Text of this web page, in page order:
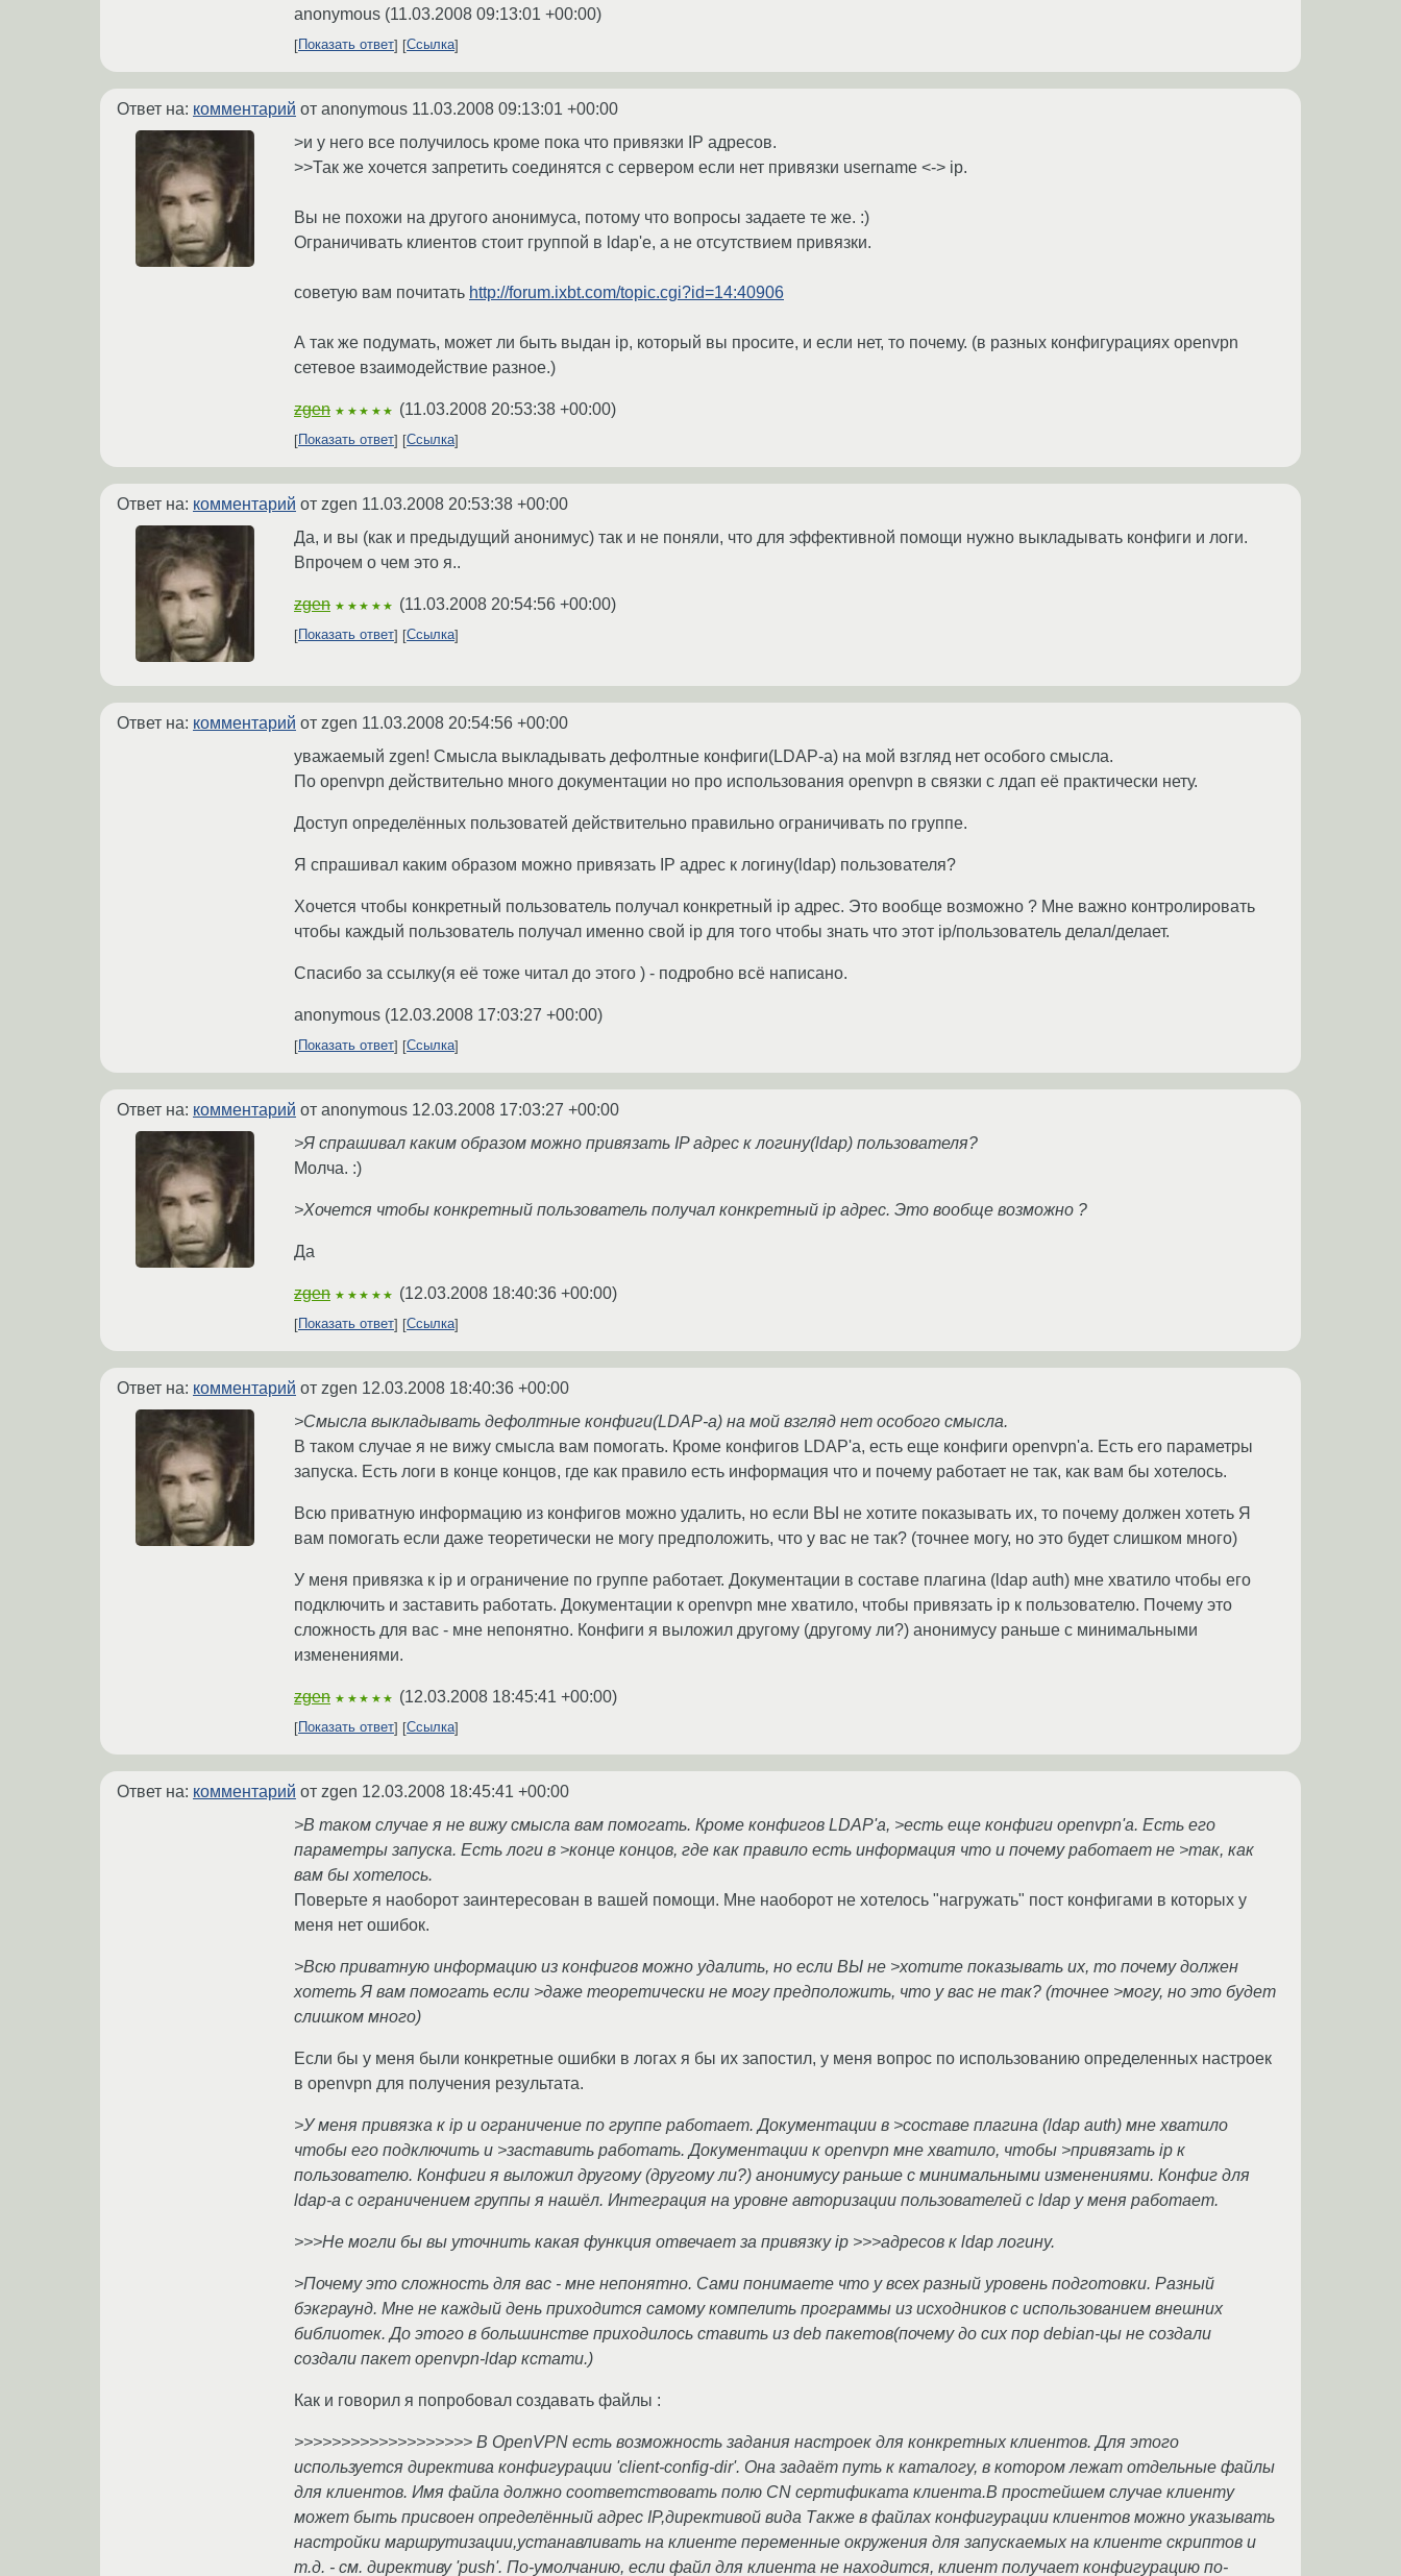
anonymous (11.03.2008 09:13:01 +00:00)
Показать ответ Ссылка
Ответ на: комментарий от anonymous 11.03.2008 09:13:01 +00:00
>и у него все получилось кроме пока что привязки IP адресов.
>>Так же хочется запретить соединятся с сервером если нет привязки username <-> ip.
Вы не похожи на другого анонимуса, потому что вопросы задаете те же. :)
Ограничивать клиентов стоит группой в ldap'е, а не отсутствием привязки.
советую вам почитать http://forum.ixbt.com/topic.cgi?id=14:40906
А так же подумать, может ли быть выдан ip, который вы просите, и если нет, то почему. (в разных конфигурациях openvpn
сетевое взаимодействие разное.)
zgen ★★★★★ (11.03.2008 20:53:38 +00:00)
Показать ответ Ссылка
Ответ на: комментарий от zgen 11.03.2008 20:53:38 +00:00
Да, и вы (как и предыдущий анонимус) так и не поняли, что для эффективной помощи нужно выкладывать конфиги и логи.
Впрочем о чем это я..
zgen ★★★★★ (11.03.2008 20:54:56 +00:00)
Показать ответ Ссылка
Ответ на: комментарий от zgen 11.03.2008 20:54:56 +00:00
уважаемый zgen! Смысла выкладывать дефолтные конфиги(LDAP-а) на мой взгляд нет особого смысла.
По openvpn действительно много документации но про использования openvpn в связки с лдап её практически нету.
Доступ определённых пользоватей действительно правильно ограничивать по группе.
Я спрашивал каким образом можно привязать IP адрес к логину(ldap) пользователя?
Хочется чтобы конкретный пользователь получал конкретный ip адрес. Это вообще возможно ? Мне важно контролировать
чтобы каждый пользователь получал именно свой ip для того чтобы знать что этот ip/пользователь делал/делает.
Спасибо за ссылку(я её тоже читал до этого ) - подробно всё написано.
anonymous (12.03.2008 17:03:27 +00:00)
Показать ответ Ссылка
Ответ на: комментарий от anonymous 12.03.2008 17:03:27 +00:00
>Я спрашивал каким образом можно привязать IP адрес к логину(ldap) пользователя?
Молча. :)
>Хочется чтобы конкретный пользователь получал конкретный ip адрес. Это вообще возможно ?
Да
zgen ★★★★★ (12.03.2008 18:40:36 +00:00)
Показать ответ Ссылка
Ответ на: комментарий от zgen 12.03.2008 18:40:36 +00:00
>Смысла выкладывать дефолтные конфиги(LDAP-а) на мой взгляд нет особого смысла.
В таком случае я не вижу смысла вам помогать. Кроме конфигов LDAP'а, есть еще конфиги openvpn'а. Есть его параметры
запуска. Есть логи в конце концов, где как правило есть информация что и почему работает не так, как вам бы хотелось.
Всю приватную информацию из конфигов можно удалить, но если ВЫ не хотите показывать их, то почему должен хотеть Я
вам помогать если даже теоретически не могу предположить, что у вас не так? (точнее могу, но это будет слишком много)
У меня привязка к ip и ограничение по группе работает. Документации в составе плагина (ldap auth) мне хватило чтобы его
подключить и заставить работать. Документации к openvpn мне хватило, чтобы привязать ip к пользователю. Почему это
сложность для вас - мне непонятно. Конфиги я выложил другому (другому ли?) анонимусу раньше с минимальными
изменениями.
zgen ★★★★★ (12.03.2008 18:45:41 +00:00)
Показать ответ Ссылка
Ответ на: комментарий от zgen 12.03.2008 18:45:41 +00:00
>В таком случае я не вижу смысла вам помогать. Кроме конфигов LDAP'а, >есть еще конфиги openvpn'а. Есть его
параметры запуска. Есть логи в >конце концов, где как правило есть информация что и почему работает не >так, как
вам бы хотелось.
Поверьте я наоборот заинтересован в вашей помощи. Мне наоборот не хотелось "нагружать" пост конфигами в которых у
меня нет ошибок.
>Всю приватную информацию из конфигов можно удалить, но если ВЫ не >хотите показывать их, то почему должен
хотеть Я вам помогать если >даже теоретически не могу предположить, что у вас не так? (точнее >могу, но это будет
слишком много)
Если бы у меня были конкретные ошибки в логах я бы их запостил, у меня вопрос по использованию определенных настроек
в openvpn для получения результата.
>У меня привязка к ip и ограничение по группе работает. Документации в >составе плагина (ldap auth) мне хватило
чтобы его подключить и >заставить работать. Документации к openvpn мне хватило, чтобы >привязать ip к
пользователю. Конфиги я выложил другому (другому ли?) анонимусу раньше с минимальными изменениями. Конфиг для
ldap-a с ограничением группы я нашёл. Интеграция на уровне авторизации пользователей с ldap у меня работает.
>>>Не могли бы вы уточнить какая функция отвечает за привязку ip >>>адресов к ldap логину.
>Почему это сложность для вас - мне непонятно. Сами понимаете что у всех разный уровень подготовки. Разный
бэкграунд. Мне не каждый день приходится самому компелить программы из исходников с использованием внешних
библиотек. До этого в большинстве приходилось ставить из deb пакетов(почему до сих пор debian-цы не создали
создали пакет openvpn-ldap кстати.)
Как и говорил я попробовал создавать файлы :
>>>>>>>>>>>>>>>>>>> В OpenVPN есть возможность задания настроек для конкретных клиентов. Для этого
используется директива конфигурации 'client-config-dir'. Она задаёт путь к каталогу, в котором лежат отдельные файлы
для клиентов. Имя файла должно соответствовать полю CN сертификата клиента.В простейшем случае клиенту
может быть присвоен определённый адрес IP,директивой вида Также в файлах конфигурации клиентов можно указывать
настройки маршрутизации,устанавливать на клиенте переменные окружения для запускаемых на клиенте скриптов и
т.д. - см. директиву 'push'. По-умолчанию, если файл для клиента не находится, клиент получает конфигурацию по-